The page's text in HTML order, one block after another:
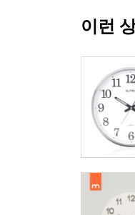
이런